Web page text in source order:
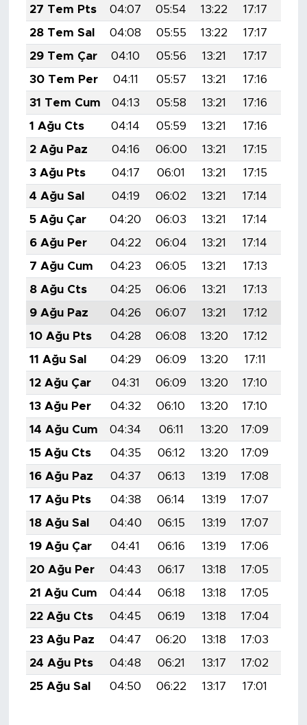
27 Tem Pts
04:07 05:54 13:22 17:17
28 Tem Sal
04:08 05:55 13:22 17:17
29 Tem Çar
04:10 05:56 13:21 17:17
30 Tem Per
04:11 05:57 13:21 17:16
31 Tem Cum
04:13 05:58 13:21 17:16
1 Ağu Cts
04:14 05:59 13:21 17:16
2 Ağu Paz
04:16 06:00 13:21 17:15
3 Ağu Pts
04:17 06:01 13:21 17:15
4 Ağu Sal
04:19 06:02 13:21 17:14
5 Ağu Çar
04:20 06:03 13:21 17:14
6 Ağu Per
04:22 06:04 13:21 17:14
7 Ağu Cum
04:23 06:05 13:21 17:13
8 Ağu Cts
04:25 06:06 13:21 17:13
9 Ağu Paz
04:26 06:07 13:21 17:12
10 Ağu Pts
04:28 06:08 13:20 17:12
11 Ağu Sal
04:29 06:09 13:20 17:11
12 Ağu Çar
04:31 06:09 13:20 17:10
13 Ağu Per
04:32 06:10 13:20 17:10
14 Ağu Cum
04:34 06:11 13:20 17:09
15 Ağu Cts
04:35 06:12 13:20 17:09
16 Ağu Paz
04:37 06:13 13:19 17:08
17 Ağu Pts
04:38 06:14 13:19 17:07
18 Ağu Sal
04:40 06:15 13:19 17:07
19 Ağu Çar
04:41 06:16 13:19 17:06
20 Ağu Per
04:43 06:17 13:18 17:05
21 Ağu Cum
04:44 06:18 13:18 17:05
22 Ağu Cts
04:45 06:19 13:18 17:04
23 Ağu Paz
04:47 06:20 13:18 17:03
24 Ağu Pts
04:48 06:21 13:17 17:02
25 Ağu Sal
04:50 06:22 13:17 17:01